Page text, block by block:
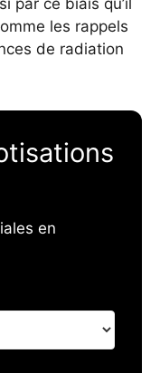
par ce biais qu’il
les rappels
de radiation
en